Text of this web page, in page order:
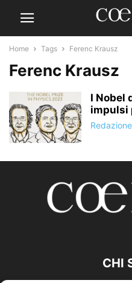
Home Tags Ferenc Krausz
Ferenc Krausz
I Nobel
impulsi
CHI